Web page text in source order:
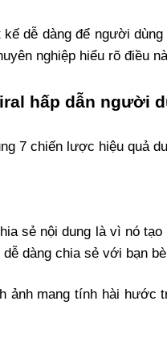
dễ dàng để người
nghiệp hiểu rõ điều
hấp dẫn người
7 chiến lược hiệu quả
sẻ nội dung là vì nó
dàng chia sẻ với bạn
mang tính hài hước